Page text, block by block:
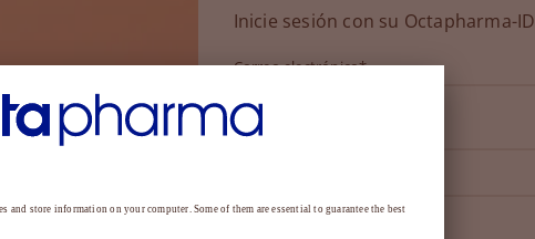
Inicie sesión con su Octapharma-ID
Correo electrónico*